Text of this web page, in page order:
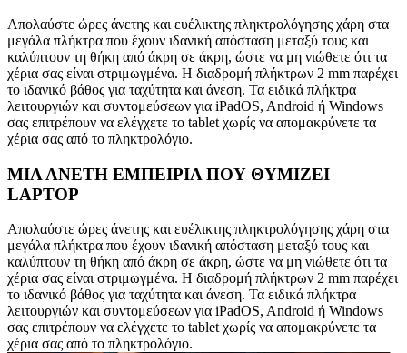
Απολαύστε ώρες άνετης και ευέλικτης πληκτρολόγησης χάρη στα
μεγάλα πλήκτρα που έχουν ιδανική απόσταση μεταξύ τους και
καλύπτουν τη θήκη από άκρη σε άκρη, ώστε να μη νιώθετε ότι τα
χέρια σας είναι στριμωγμένα. Η διαδρομή πλήκτρων 2 mm παρέχει
το ιδανικό βάθος για ταχύτητα και άνεση. Τα ειδικά πλήκτρα
λειτουργιών και συντομεύσεων για iPadOS, Android ή Windows
σας επιτρέπουν να ελέγχετε το tablet χωρίς να απομακρύνετε τα
χέρια σας από το πληκτρολόγιο.
ΜΙΑ ΑΝΕΤΗ ΕΜΠΕΙΡΙΑ ΠΟΥ ΘΥΜΙΖΕΙ
LAPTOP
Απολαύστε ώρες άνετης και ευέλικτης πληκτρολόγησης χάρη στα
μεγάλα πλήκτρα που έχουν ιδανική απόσταση μεταξύ τους και
καλύπτουν τη θήκη από άκρη σε άκρη, ώστε να μη νιώθετε ότι τα
χέρια σας είναι στριμωγμένα. Η διαδρομή πλήκτρων 2 mm παρέχει
το ιδανικό βάθος για ταχύτητα και άνεση. Τα ειδικά πλήκτρα
λειτουργιών και συντομεύσεων για iPadOS, Android ή Windows
σας επιτρέπουν να ελέγχετε το tablet χωρίς να απομακρύνετε τα
χέρια σας από το πληκτρολόγιο.